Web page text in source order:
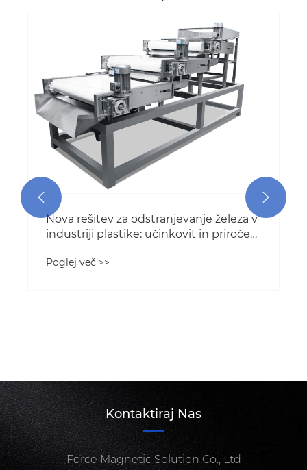
železa v
in priročen
Kaj je transportni trak z
trakom?
Poglej več >>
 
Kontaktiraj Nas
Force Magnetic Solution Co., Ltd